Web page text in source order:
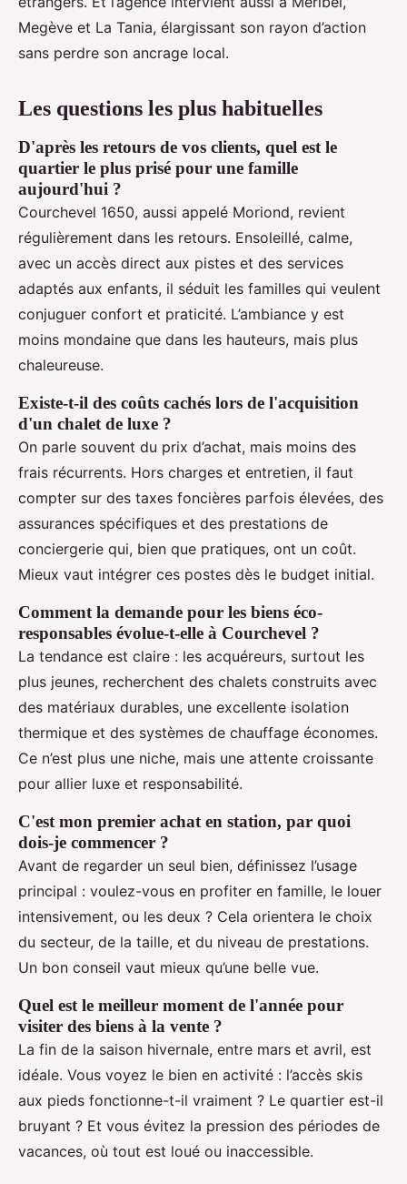
Megève et La Tania, élargissant son rayon d’action
sans perdre son ancrage local.
Les questions les plus habituelles
D'après les retours de vos clients, quel est le
quartier le plus prisé pour une famille
aujourd'hui ?
Courchevel 1650, aussi appelé Moriond, revient
régulièrement dans les retours. Ensoleillé, calme,
avec un accès direct aux pistes et des services
adaptés aux enfants, il séduit les familles qui veulent
conjuguer confort et praticité. L’ambiance y est
moins mondaine que dans les hauteurs, mais plus
chaleureuse.
Existe-t-il des coûts cachés lors de l'acquisition
d'un chalet de luxe ?
On parle souvent du prix d’achat, mais moins des
frais récurrents. Hors charges et entretien, il faut
compter sur des taxes foncières parfois élevées, des
assurances spécifiques et des prestations de
conciergerie qui, bien que pratiques, ont un coût.
Mieux vaut intégrer ces postes dès le budget initial.
Comment la demande pour les biens éco-
responsables évolue-t-elle à Courchevel ?
La tendance est claire : les acquéreurs, surtout les
plus jeunes, recherchent des chalets construits avec
des matériaux durables, une excellente isolation
thermique et des systèmes de chauffage économes.
Ce n’est plus une niche, mais une attente croissante
pour allier luxe et responsabilité.
C'est mon premier achat en station, par quoi
dois-je commencer ?
Avant de regarder un seul bien, définissez l’usage
principal : voulez-vous en profiter en famille, le louer
intensivement, ou les deux ? Cela orientera le choix
du secteur, de la taille, et du niveau de prestations.
Un bon conseil vaut mieux qu’une belle vue.
Quel est le meilleur moment de l'année pour
visiter des biens à la vente ?
La fin de la saison hivernale, entre mars et avril, est
idéale. Vous voyez le bien en activité : l’accès skis
aux pieds fonctionne-t-il vraiment ? Le quartier est-il
bruyant ? Et vous évitez la pression des périodes de
vacances, où tout est loué ou inaccessible.